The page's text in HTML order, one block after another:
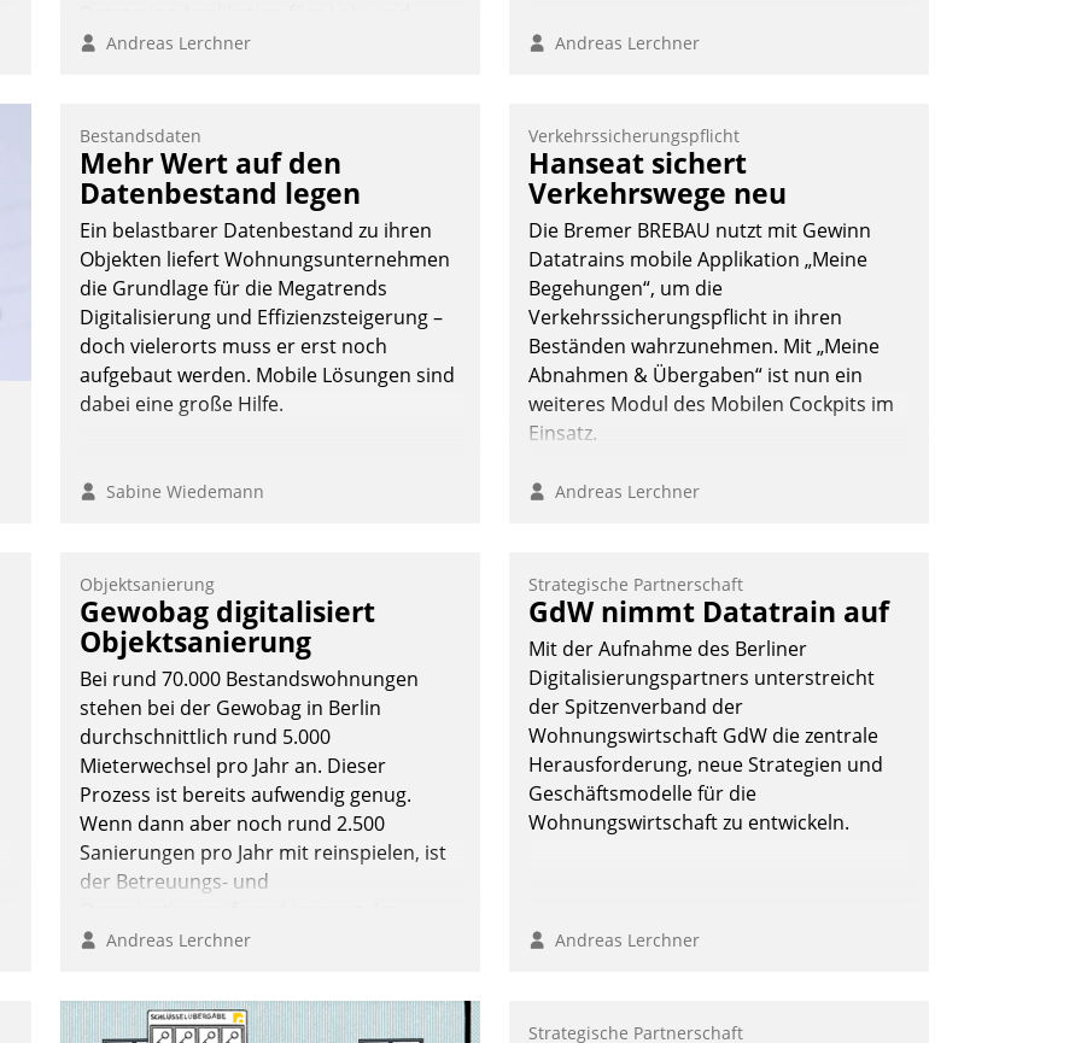
Beschwerde-Management einen eigenen
Andreas Lerchner Andreas Lerchner
Bestandsdaten
Mehr Wert auf den
Datenbestand legen
Ein belastbarer Datenbestand zu ihren
Objekten liefert Wohnungsunternehmen
die Grundlage für die Megatrends
Digitalisierung und Effizienzsteigerung –
doch vielerorts muss er erst noch
aufgebaut werden. Mobile Lösungen sind
dabei eine große Hilfe.
Sabine Wiedemann
Verkehrssicherungspflicht
Hanseat sichert
Verkehrswege neu
Die Bremer BREBAU nutzt mit Gewinn
Datatrains mobile Applikation „Meine
Begehungen“, um die
Verkehrssicherungspflicht in ihren
Beständen wahrzunehmen. Mit „Meine
Abnahmen & Übergaben“ ist nun ein
weiteres Modul des Mobilen Cockpits im
Einsatz.
Andreas Lerchner
Objektsanierung
Gewobag digitalisiert
Objektsanierung
Bei rund 70.000 Bestandswohnungen
stehen bei der Gewobag in Berlin
durchschnittlich rund 5.000
Mieterwechsel pro Jahr an. Dieser
Prozess ist bereits aufwendig genug.
Wenn dann aber noch rund 2.500
Sanierungen pro Jahr mit reinspielen, ist
der Betreuungs- und
Rahmen ihrer Digitalisierungsstrategie
Wohnungsbauunternehmen daher
gemeinsam mit der Berliner Datatrain
Andreas Lerchner
Strategische Partnerschaft
GdW nimmt Datatrain auf
Mit der Aufnahme des Berliner
Digitalisierungspartners unterstreicht
der Spitzenverband der
Wohnungswirtschaft GdW die zentrale
Herausforderung, neue Strategien und
Geschäftsmodelle für die
Wohnungswirtschaft zu entwickeln.
Andreas Lerchner
Strategische Partnerschaft